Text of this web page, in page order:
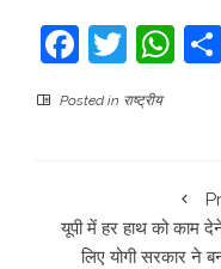
Posted in राष्ट्रीय
यूपी में हर हाथ को काम
लिए योगी सरकार ने